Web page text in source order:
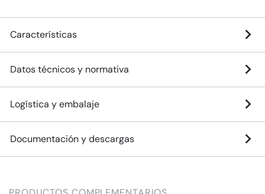
Características
Datos técnicos y normativa
Logística y embalaje
Documentación y descargas